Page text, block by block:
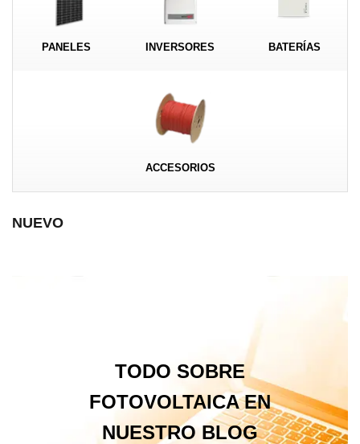
Iniciar sesión
Olvidé mi contraseña
PANELES INVERSORES BATERÍAS
ACCESORIOS
NUEVO
TODO SOBRE
FOTOVOLTAICA EN
NUESTRO BLOG